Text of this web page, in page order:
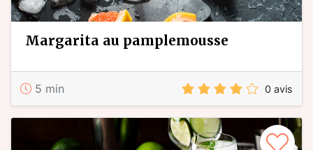
margarita au pamplemousse
5 min 0 avis